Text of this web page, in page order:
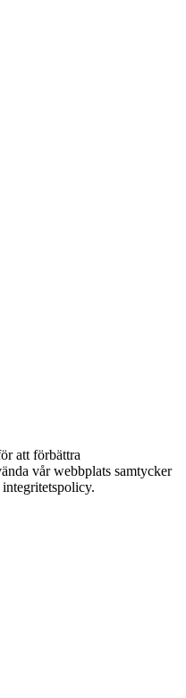
att förbättra
vår webbplats samtycker